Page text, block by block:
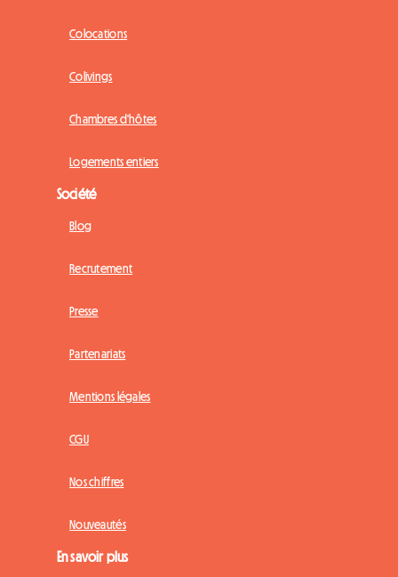
Colocations
Colivings
Chambres d'hôtes
Logements entiers
Société
Blog
Recrutement
Presse
Partenariats
Mentions légales
CGU
Nos chiffres
Nouveautés
En savoir plus